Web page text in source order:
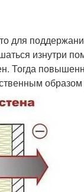
для
изнутри
Тогда